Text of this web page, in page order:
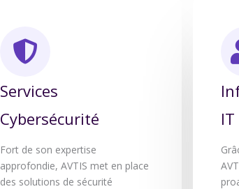
Services
Cybersécurité
Fort de son expertise
approfondie, AVTIS met en place
des solutions de sécurité
IT